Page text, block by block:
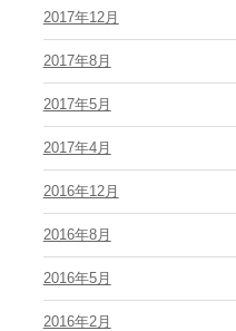
2017年12月
2017年8月
2017年5月
2017年4月
2016年12月
2016年8月
2016年5月
2016年2月